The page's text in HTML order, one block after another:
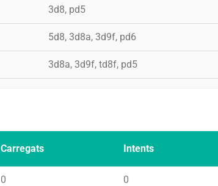
3d8, pd5
5d8, 3d8a, 3d9f, pd6
3d8a, 3d9f, td8f, pd5
Carregats Intents
0 0